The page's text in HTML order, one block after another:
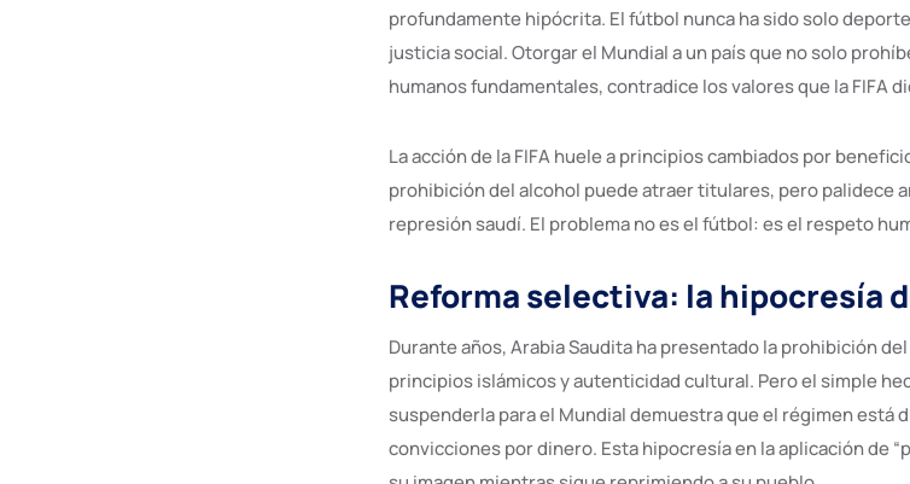
profundamente hipócrita. El fútbol nunca ha sido solo
justicia social. Otorgar el Mundial a un país que no solo
humanos fundamentales, contradice los valores que la FIFA
La acción de la FIFA huele a principios cambiados por
prohibición del alcohol puede atraer titulares, pero palidece
represión saudí. El problema no es el fútbol: es el respeto
Reforma selectiva: la hipocresía
Durante años, Arabia Saudita ha presentado la prohibición
principios islámicos y autenticidad cultural. Pero el simple
suspenderla para el Mundial demuestra que el régimen está
convicciones por dinero. Esta hipocresía en la aplicación de